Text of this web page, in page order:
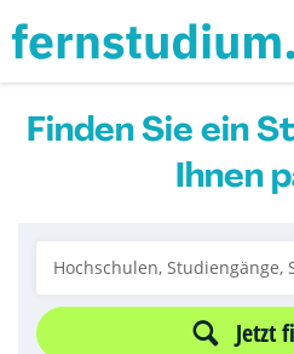
Finden Sie ein
Ihnen
Jetzt